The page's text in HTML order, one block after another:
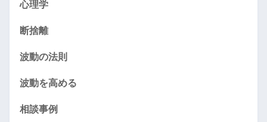
心理学
断捨離
波動の法則
波動を高める
相談事例